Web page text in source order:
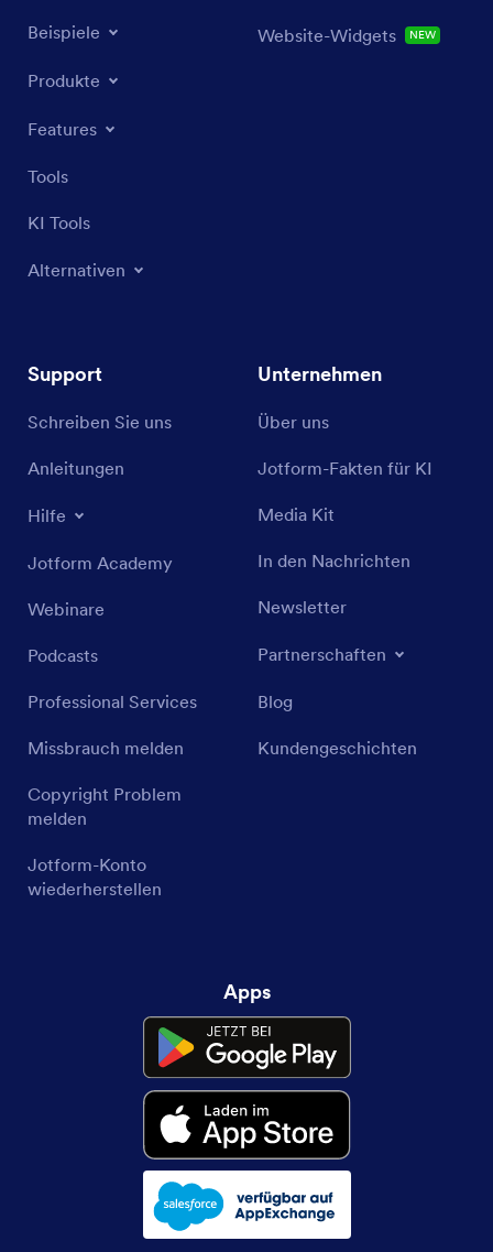
Beispiele
Produkte
Features
Tools
KI Tools
Alternativen
Website-Widgets NEW
Support
Schreiben Sie uns
Anleitungen
Hilfe
Jotform Academy
Webinare
Podcasts
Professional Services
Missbrauch melden
Copyright Problem
melden
Jotform-Konto
wiederherstellen
Unternehmen
Über uns
Jotform-Fakten für KI
Media Kit
In den Nachrichten
Newsletter
Partnerschaften
Blog
Kundengeschichten
Apps